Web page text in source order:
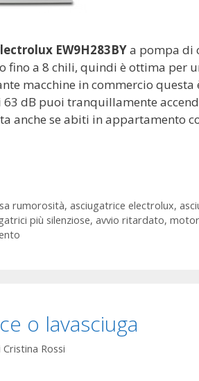
EW9H283BYa pompa di
fino a 8 chili, quindi è ottima per
macchine in commercio questa
63 dB puoi tranquillamente
anche se abiti in appartamento
rumorosità, asciugatrice electrolux,
più silenziose, avvio ritardato,
o lavasciuga
Cristina Rossi